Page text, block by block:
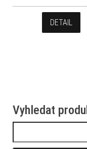
DETAIL
Vyhledat